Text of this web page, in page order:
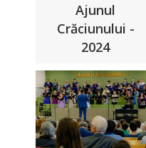
Ajunul
Crăciunului -
2024